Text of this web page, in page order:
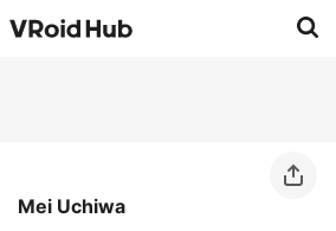
Mei Uchiwa